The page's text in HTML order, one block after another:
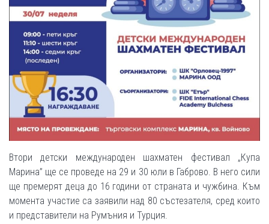
Втори детски международен шахматен фестивал „Купа
Марина” ще се проведе на 29 и 30 юли в Габрово. В него сили
ще премерят деца до 16 години от страната и чужбина. Към
момента участие са заявили над 80 състезателя, сред които
и представители на Румъния и Турция.